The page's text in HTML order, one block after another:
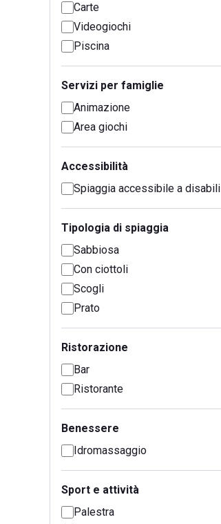
Carte
Videogiochi
Piscina
Servizi per famiglie
Animazione
Area giochi
Accessibilità
Spiaggia accessibile a disabili
Tipologia di spiaggia
Sabbiosa
Con ciottoli
Scogli
Prato
Ristorazione
Bar
Ristorante
Benessere
Idromassaggio
Sport e attività
Palestra